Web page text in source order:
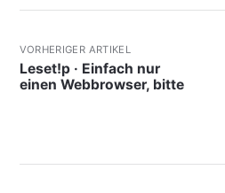
VORHERIGER ARTIKEL
Leset!p · Einfach nur
einen Webbrowser, bitte